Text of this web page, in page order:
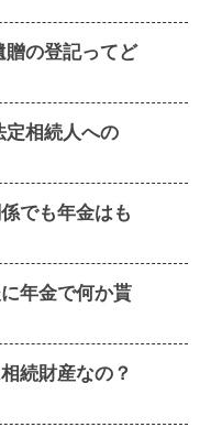
の登記ってど
相続人への
でも年金はも
年金で何か貰
続財産なの？